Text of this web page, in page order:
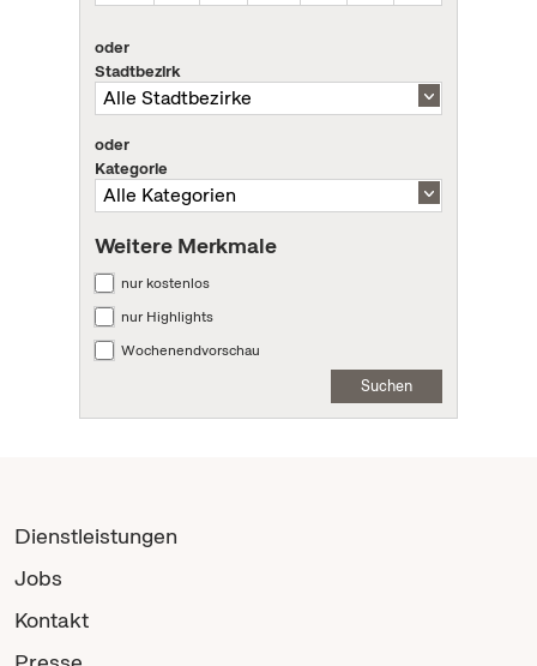
oder
Stadtbezirk
oder
Kategorie
Weitere Merkmale
nur kostenlos
nur Highlights
Wochenendvorschau
Suchen
Dienstleistungen
Jobs
Kontakt